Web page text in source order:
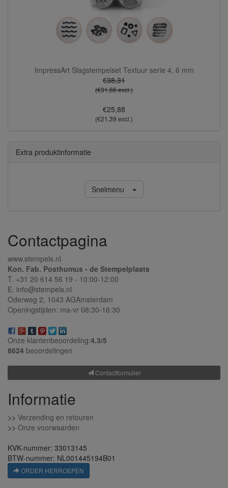
ImpressArt Slagstempelset Textuur serie 4, 6 mm
€38,31
(€31,66 excl.)
€25,88
(€21,39 excl.)
Extra produktinformatie
Snelmenu
Contactpagina
www.stempels.nl
Kon. Fab. Posthumus - de Stempelplaats
T. +31 20 614 56 19 - 10:00-12:00
E. info@stempels.nl
Oderweg 2, 1043 AGAmsterdam
Openingstijden: ma-vr 08:30-16:30
Onze klantenbeoordeling:4.3/5
8624 beoordelingen
Contactformulier
Informatie
>> Verzending en retouren
>> Onze voorwaarden
KVK-nummer: 33013145
BTW-nummer: NL001445194B01
ORDER HERROEPEN